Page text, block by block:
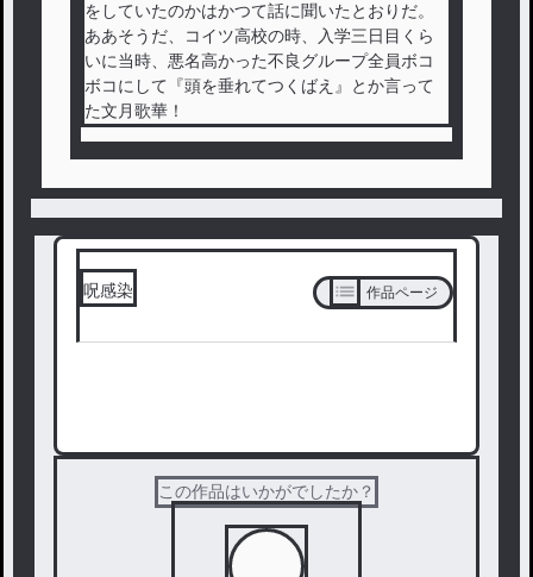
をしていたのかはかつて話に聞いたとおりだ。
ああそうだ、コイツ高校の時、入学三日目くら
いに当時、悪名高かった不良グループ全員ボコ
ボコにして『頭を垂れてつくばえ』とか言って
た文月歌華！
呪感染 作品ページ
この作品はいかがでしたか？